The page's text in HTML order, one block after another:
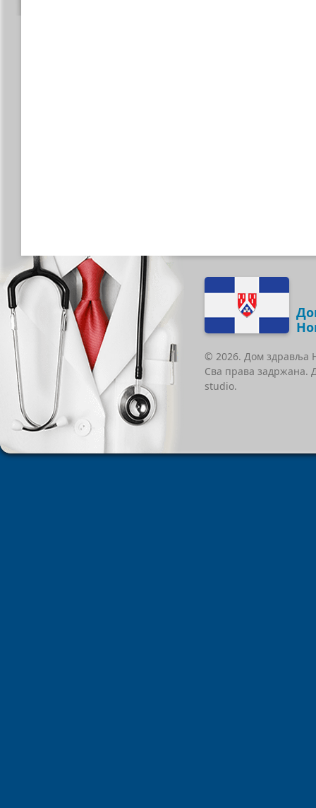
© 2026. Дом здравља
Сва права задржана.
studio.